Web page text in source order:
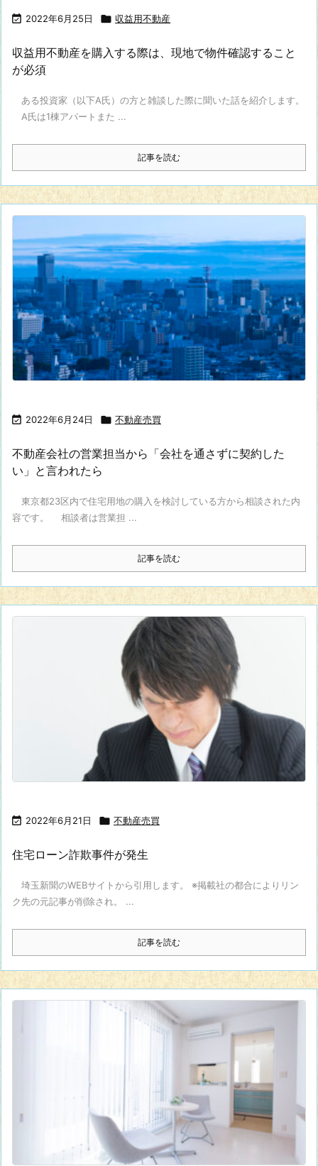
 2022年6月25日  収益用不動産
収益用不動産を購入する際は、現地で物件確認すること
が必須
ある投資家（以下A氏）の方と雑談した際に聞いた話を紹介します。
A氏は1棟アパートまた ...
記事を読む
 2022年6月24日  不動産売買
不動産会社の営業担当から「会社を通さずに契約した
い」と言われたら
東京都23区内で住宅用地の購入を検討している方から相談された内
容です。 相談者は営業担 ...
記事を読む
 2022年6月21日  不動産売買
住宅ローン詐欺事件が発生
埼玉新聞のWEBサイトから引用します。 ※掲載社の都合によりリン
ク先の元記事が削除され。 ...
記事を読む